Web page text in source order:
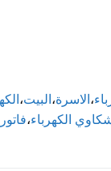
،الاسرة،البيت،
الكهرباء،